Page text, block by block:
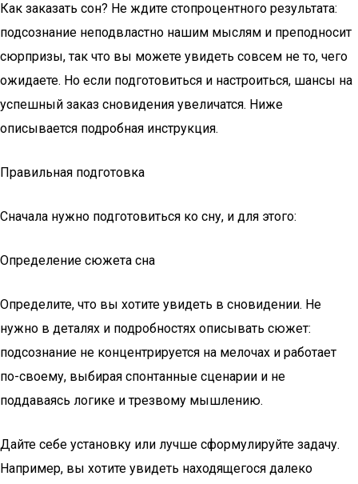
Как заказать сон? Не ждите стопроцентного результата:
подсознание неподвластно нашим мыслям и преподносит
сюрпризы, так что вы можете увидеть совсем не то, чего
ожидаете. Но если подготовиться и настроиться, шансы на
успешный заказ сновидения увеличатся. Ниже
описывается подробная инструкция.
Правильная подготовка
Сначала нужно подготовиться ко сну, и для этого:
Определение сюжета сна
Определите, что вы хотите увидеть в сновидении. Не
нужно в деталях и подробностях описывать сюжет:
подсознание не концентрируется на мелочах и работает
по-своему, выбирая спонтанные сценарии и не
поддаваясь логике и трезвому мышлению.
Дайте себе установку или лучше сформулируйте задачу.
Например, вы хотите увидеть находящегося далеко